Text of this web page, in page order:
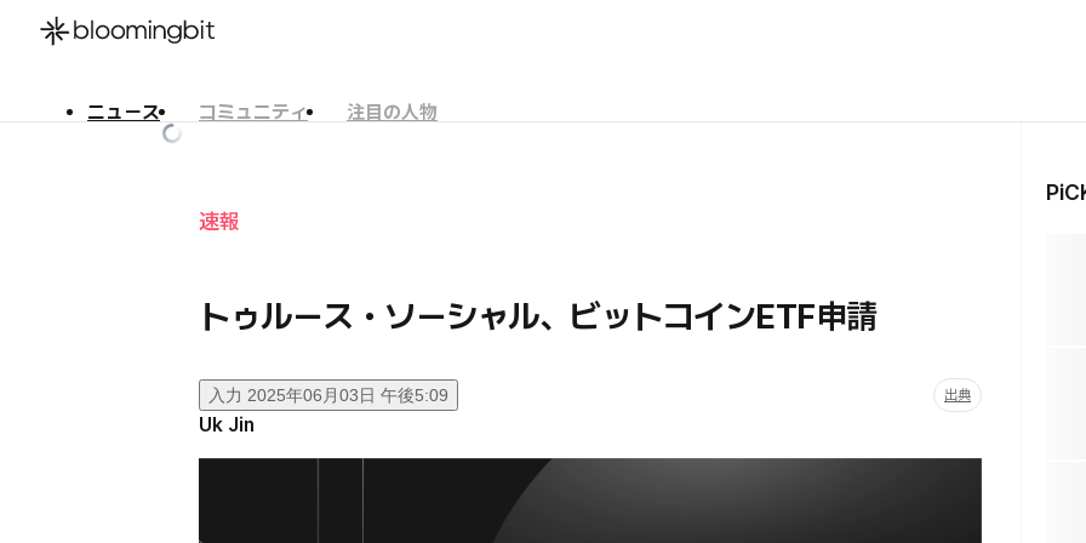
ニュース コミュニティ
注目の人物
速報
トゥルース・ソーシャル、ビットコインETF申請
入力 2025年06月03日 午後5:09 出典
Uk Jin